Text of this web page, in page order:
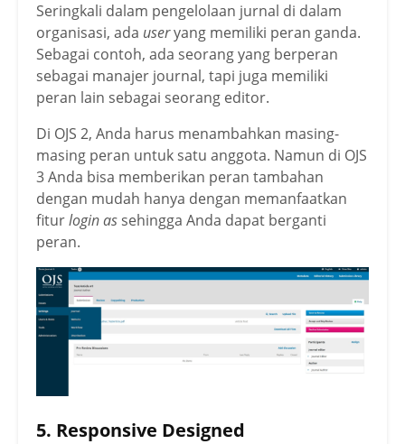
Seringkali dalam pengelolaan jurnal di dalam
organisasi, ada useryang memiliki peran ganda.
Sebagai contoh, ada seorang yang berperan
sebagai manajer journal, tapi juga memiliki
peran lain sebagai seorang editor.
Di OJS 2, Anda harus menambahkan masing-
masing peran untuk satu anggota. Namun di OJS
3 Anda bisa memberikan peran tambahan
dengan mudah hanya dengan memanfaatkan
fiturlogin as sehingga Anda dapat berganti
peran.
5. Responsive Designed